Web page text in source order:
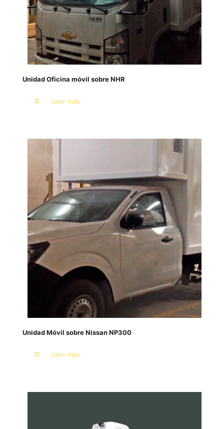
Unidad Oficina móvil sobre NHR
Leer más
Unidad Móvil sobre Nissan NP300
Leer más